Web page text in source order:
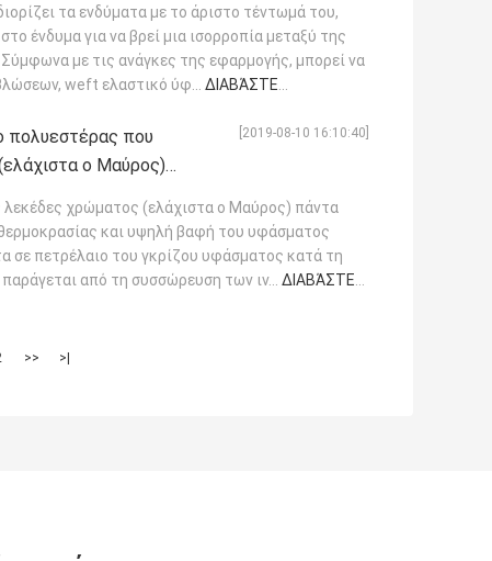
τα ενδύματα με το άριστο τέντωμά του,
ένδυμα για να βρεί μια ισορροπία μεταξύ της
με τις ανάγκες της εφαρμογής, μπορεί να
weft ελαστικό ύφ... ΔΙΑΒΆΣΤΕ
ο πολυεστέρας που
ο Μαύρος)
[2019-08-10 16:10:40]
λεκέδες χρώματος (ελάχιστα ο Μαύρος) πάντα
και υψηλή βαφή του υφάσματος
σε πετρέλαιο του γκρίζου υφάσματος κατά τη
από τη συσσώρευση των ιν... ΔΙΑΒΆΣΤΕ
>> >|